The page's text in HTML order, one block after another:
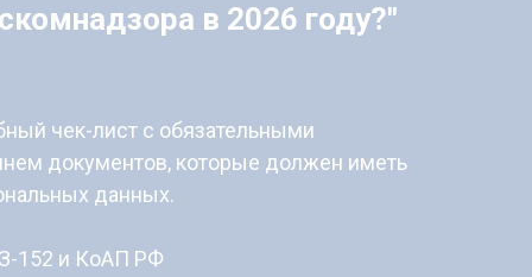
в 2026 году?"
чек-лист с обязательными
документов, которые должен иметь
данных.
152 и КоАП РФ